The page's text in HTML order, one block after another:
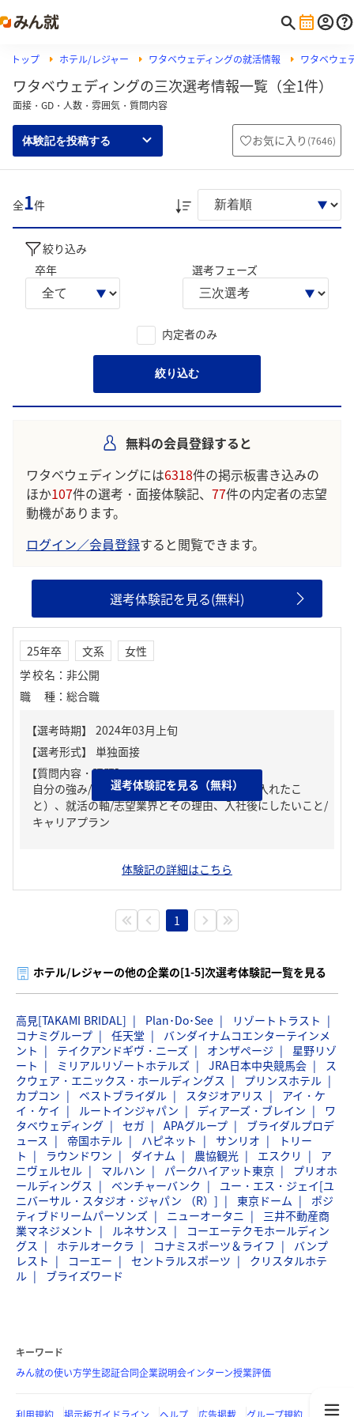
トップ ホテル/レジャー ワタベウェディングの就活情報 ワタベウェ
ワタベウェディングの三次選考情報一覧（全1件）
面接・GD・人数・雰囲気・質問内容
体験記を投稿する お気に入り (7646)
全1件
絞り込み
卒年
選考フェーズ
内定者のみ
絞り込む
無料の会員登録すると
ワタベウェディングには6318件の掲示板書き込みの
ほか107件の選考・面接体験記、 77件の内定者の志望
動機があります。
ログイン／会員登録すると閲覧できます。
選考体験記を見る(無料)
25年卒 文系
女性
学校名 ： 非公開
職種 ： 総合職
【質問内容・課題】
自分の強み/弱み、ガクチカ（学生時代に力を入れたこ
と）、就活の軸/志望業界とその理由、入社後にしたいこと/
キャリアプラン
選考体験記を見る（無料）
体験記の詳細はこちら
1
ホテル/レジャーの他の企業の[1-5]次選考体験記一覧を見る
高見[TAKAMI BRIDAL] Plan･Do･See
リゾートトラスト
コナミグループ
任天堂
バンダイナムコエンターテインメ
ント
テイクアンドギヴ・ニーズ オンザページ
星野リゾ
ート
ミリアルリゾートホテルズ JRA日本中央競馬会
ス
クウェア・エニックス・ホールディングス
プリンスホテル
カプコン
ベストブライダル スタジオアリス
アイ・ケ
イ・ケイ
ルートインジャパン ディアーズ・ブレイン
ワ
タベウェディング
セガ APAグループ
ブライダルプロデ
ュース
帝国ホテル ハピネット サンリオ
トリー
ト
ラウンドワン ダイナム 農協観光 エスクリ
ア
ニヴェルセル
マルハン パークハイアット東京
プリオホ
ールディングス
ベンチャーバンク
ユー・エス・ジェイ[ユ
ニバーサル・スタジオ・ジャパン （R）]
東京ドーム
ポジ
ティブドリームパーソンズ
ニューオータニ
三井不動産商
業マネジメント
ルネサンス
コーエーテクモホールディン
グス
ホテルオークラ コナミスポーツ＆ライフ
バンプ
レスト
コーエー セントラルスポーツ
クリスタルホテ
ル
ブライズワード
キーワード
みん就の使い方学生認証合同企業説明会インターン授業評価